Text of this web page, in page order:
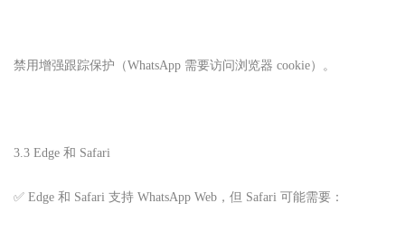
禁用增强跟踪保护（WhatsApp 需要访问浏览器 cookie）。
3.3 Edge 和 Safari
✅ Edge 和 Safari 支持 WhatsApp Web，但 Safari 可能需要：